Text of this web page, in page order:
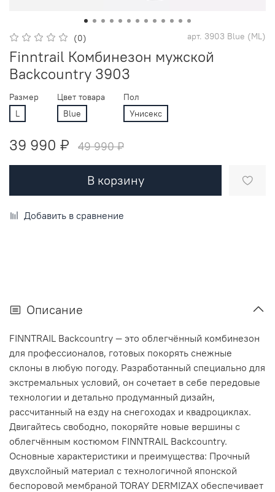
(0) арт. 3903 Blue (ML)
Finntrail Комбинезон мужской
Backcountry 3903
Размер
L
Цвет товара
Blue
Пол
Унисекс
39 990 ₽ 49 990 ₽
В корзину
Добавить в сравнение
Описание
FINNTRAIL Backcountry — это облегчённый комбинезон
для профессионалов, готовых покорять снежные
склоны в любую погоду. Разработанный специально для
экстремальных условий, он сочетает в себе передовые
технологии и детально продуманный дизайн,
рассчитанный на езду на снегоходах и квадроциклах.
Двигайтесь свободно, покоряйте новые вершины с
облегчённым костюмом FINNTRAIL Backcountry.
Основные характеристики и преимущества: Прочный
двухслойный материал с технологичной японской
беспоровой мембраной TORAY DERMIZAX обеспечивает